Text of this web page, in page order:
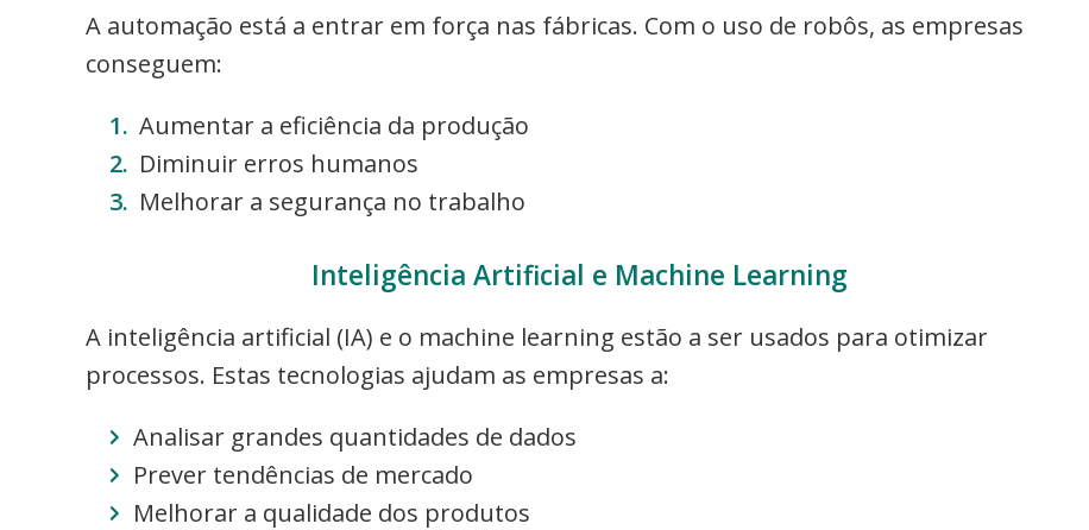
A automação está a entrar em força nas fábricas. Com o uso de robôs, as empresas
conseguem:
Aumentar a eficiência da produção
Diminuir erros humanos
Melhorar a segurança no trabalho
Inteligência Artificial e Machine Learning
A inteligência artificial (IA) e o machine learning estão a ser usados para otimizar
processos. Estas tecnologias ajudam as empresas a:
Analisar grandes quantidades de dados
Prever tendências de mercado
Melhorar a qualidade dos produtos